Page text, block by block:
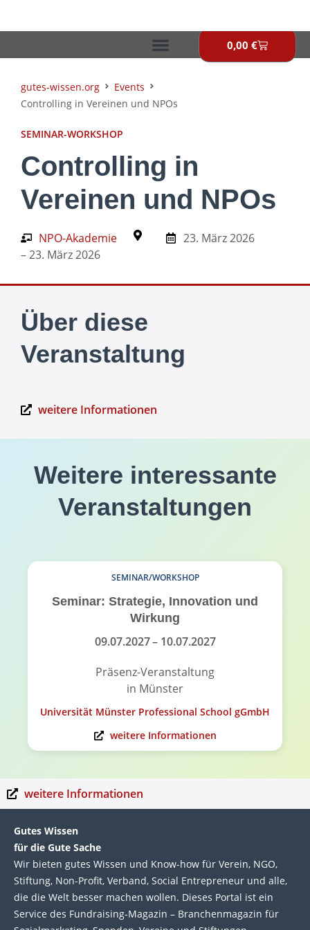
0,00 €
gutes-wissen.org
Events
Controlling in Vereinen und NPOs
SEMINAR-WORKSHOP
Controlling in
Vereinen und NPOs
NPO-Akademie
23. März 2026
– 23. März 2026
Über diese
Veranstaltung
weitere Informationen
Weitere interessante
Veranstaltungen
SEMINAR/WORKSHOP
Seminar: Strategie, Innovation und
Wirkung
09.07.2027– 10.07.2027
Präsenz-Veranstaltung
in Münster
Universität Münster Professional School gGmbH
weitere Informationen
weitere Informationen
Gutes Wissen
für die Gute Sache
Wir bie­ten gutes Wis­sen und Know-how für Ver­ein, NGO,
Stif­tung, Non-Profit, Ver­band, Social Entre­pre­neur und alle,
die die Welt bes­ser machen wol­len. Die­ses Por­tal ist ein
Service des Fund­raising-Magazin – Bran­chen­magazin für